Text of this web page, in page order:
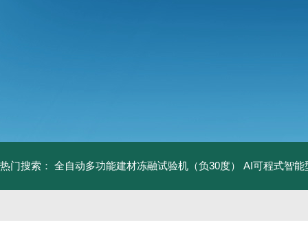
热门搜索： 全自动多功能建材冻融试验机（负30度） AI可程式智能